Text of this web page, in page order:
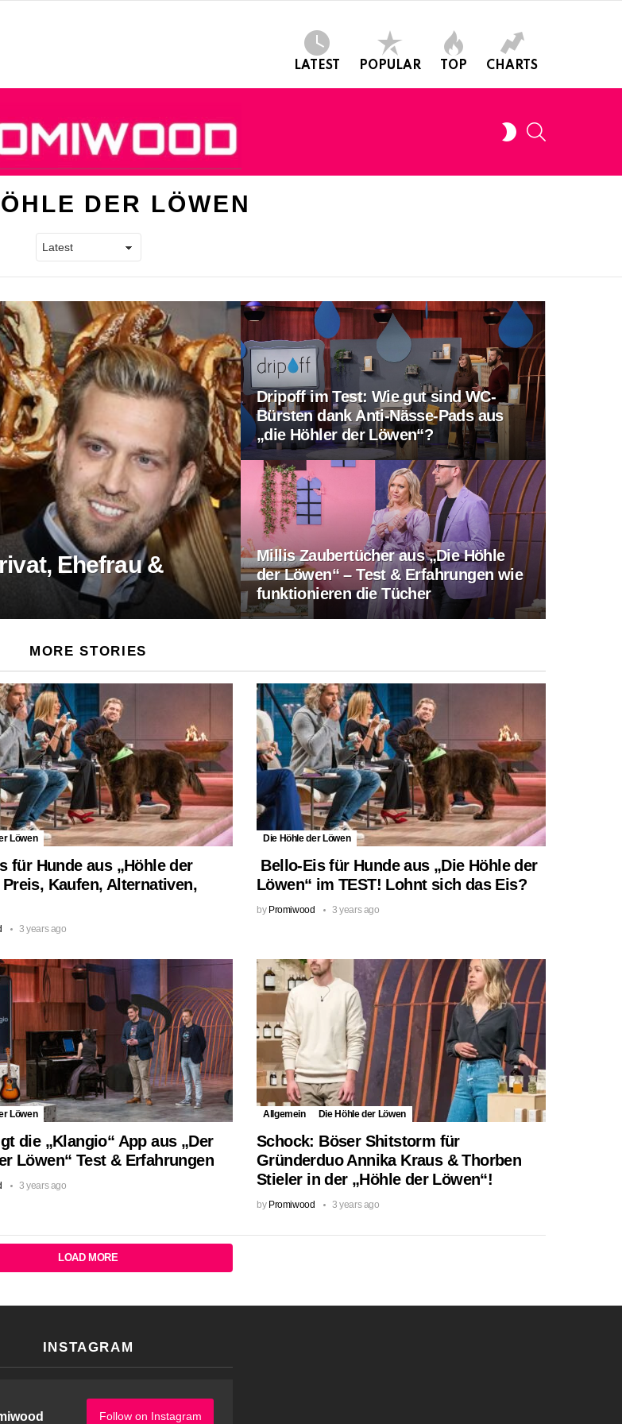
LATEST POPULAR TOP CHARTS
SWITCH
SKIN
DER LÖWEN
Ehefrau &
Dripoff im Test: Wie gut sind WC-
Bürsten dank Anti-Nässe-Pads aus
„die Höhler der Löwen“?
Millis Zaubertücher aus „Die Höhle
der Löwen“ – Test & Erfahrungen wie
funktionieren die Tücher
MORE STORIES
Löwen
für Hunde aus „Höhle der
Preis, Kaufen, Alternativen,
3 years ago
Die Höhle der Löwen
Bello-Eis für Hunde aus „Die Höhle der
Löwen“ im TEST! Lohnt sich das Eis?
by Promiwood 3 years ago
Löwen
die „Klangio“ App aus „Der
Löwen“ Test & Erfahrungen
3 years ago
Allgemein Die Höhle der Löwen
Schock: Böser Shitstorm für
Gründerduo Annika Kraus & Thorben
Stieler in der „Höhle der Löwen“!
by Promiwood 3 years ago
LOAD MORE
INSTAGRAM
Follow on Instagram